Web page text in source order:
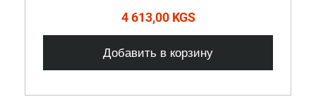
4 613,00 KGS
Добавить в корзину